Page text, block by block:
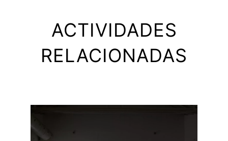
ACTIVIDADES
RELACIONADAS